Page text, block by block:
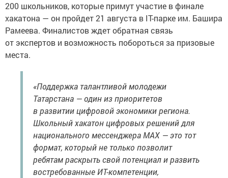
200 школьников, которые примут участие в финале
хакатона — он пройдет 21 августа в IT-парке им. Башира
Рамеева. Финалистов ждет обратная связь
от экспертов и возможность побороться за призовые
места.
«Поддержка талантливой молодежи
Татарстана — один из приоритетов
в развитии цифровой экономики региона.
Школьный хакатон цифровых решений для
национального мессенджера MAX — это тот
формат, который не только позволит
ребятам раскрыть свой потенциал и развить
востребованные ИТ-компетенции,